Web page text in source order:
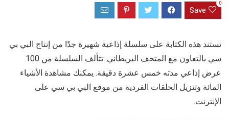
Save
0
تستند هذه الكتابة على سلسلة إذاعية شهيرة جدًا من إنتاج البي بي
سي بالتعاون مع المتحف البريطاني. تتألف السلسلة من 100
عرض إذاعي مدته خمس عشرة دقيقة. يمكنك مشاهدة الأشياء
المائة وتنزيل الحلقات الفردية من موقع البي بي سي على
الإنترنت.